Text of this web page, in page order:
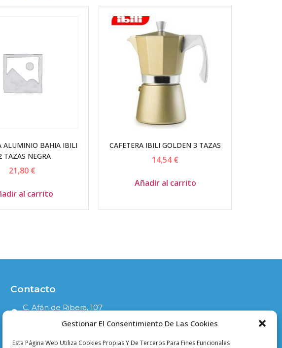
Gestionar El Consentimiento De Las Cookies
Esta Página Web Utiliza Cookies Propias Y De Terceros Para Fines Funcionales
ALUMINIO BAHIA IBILI
TAZAS NEGRA
21,80 €
al carrito
CAFETERA IBILI GOLDEN 3 TAZAS
14,54€
Añadir al carrito
Contacto
C. Afán de Ribera, 107